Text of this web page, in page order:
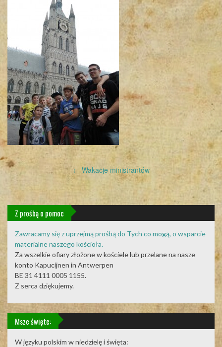
Post
navigation
← Wakacje ministrantów
Z prośbą o pomoc
Zawracamy się z uprzejmą prośbą do Tych co mogą, o wsparcie
materialne naszego kościoła.
Za wszelkie ofiary złożone w kościele lub przelane na nasze
konto Kapucijnen in Antwerpen
BE 31 4111 0005 1155.
Z serca dziękujemy.
Msze święte:
W języku polskim w niedzielę i święta: